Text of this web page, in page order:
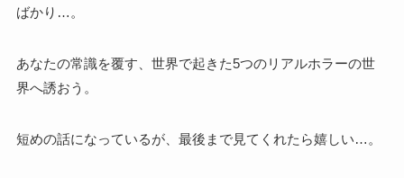
ばかり…。
あなたの常識を覆す、世界で起きた5つのリアルホラーの世
界へ誘おう。
短めの話になっているが、最後まで見てくれたら嬉しい…。